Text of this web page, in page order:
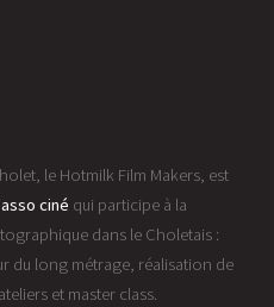
le Hotmilk Film Makers, est
ciné qui participe à la
dans le Choletais :
du long métrage, réalisation de
et master class.